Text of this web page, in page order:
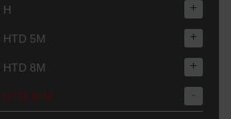
H +
HTD 5M +
HTD 8M +
HTD 14M -